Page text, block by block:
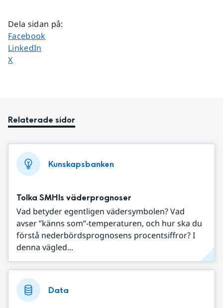
Dela sidan på:
Dela sidan på
Facebook
Dela sidan på
LinkedIn
Dela sidan på
X
Relaterade sidor
Kunskapsbanken
Tolka SMHIs väderprognoser
Vad betyder egentligen vädersymbolen? Vad
avser ”känns som”-temperaturen, och hur ska du
förstå nederbördsprognosens procentsiffror? I
denna vägled...
Data